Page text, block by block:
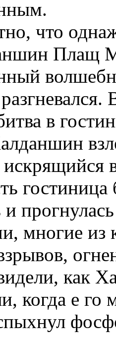
что
Плащ
в
и
многие
взрывов,
как
когда е го